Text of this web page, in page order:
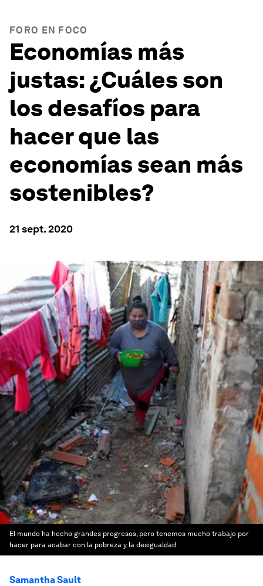
FORO EN FOCO
Economías más
justas: ¿Cuáles son
los desafíos para
hacer que las
economías sean más
sostenibles?
21 sept. 2020
El mundo ha hecho grandes progresos, pero tenemos mucho trabajo por
hacer para acabar con la pobreza y la desigualdad.
Samantha Sault